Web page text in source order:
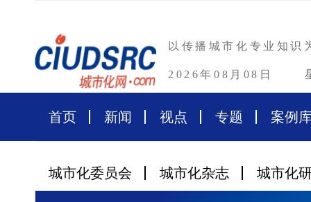
以传播城市化专业知识
2026年08月08日
首页 新闻 视点 专题 案例
城市化委员会 城市化杂志 城市化